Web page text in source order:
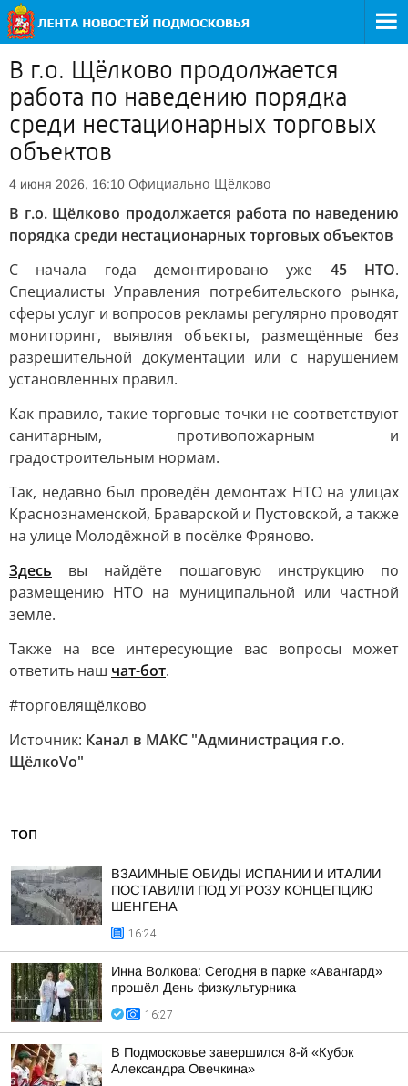
В г.о. Щёлково продолжается
работа по наведению порядка
среди нестационарных торговых
объектов
4 июня 2026, 16:10 Официально Щёлково
В г.о. Щёлково продолжается работа по наведению
порядка среди нестационарных торговых объектов
С начала года демонтировано уже 45 НТО.
Специалисты Управления потребительского рынка,
сферы услуг и вопросов рекламы регулярно проводят
мониторинг, выявляя объекты, размещённые без
разрешительной документации или с нарушением
установленных правил.
Как правило, такие торговые точки не соответствуют
санитарным, противопожарным и
градостроительным нормам.
Так, недавно был проведён демонтаж НТО на улицах
Краснознаменской, Браварской и Пустовской, а также
на улице Молодёжной в посёлке Фряново.
Здесь вы найдёте пошаговую инструкцию по
размещению НТО на муниципальной или частной
земле.
Также на все интересующие вас вопросы может
ответить наш чат-бот.
#торговлящёлково
Источник: Канал в МАКС "Администрация г.о.
ЩёлкоVо"
ТОП
ВЗАИМНЫЕ ОБИДЫ ИСПАНИИ И ИТАЛИИ
ПОСТАВИЛИ ПОД УГРОЗУ КОНЦЕПЦИЮ
ШЕНГЕНА
16:24
Инна Волкова: Сегодня в парке «Авангард»
прошёл День физкультурника
16:27
В Подмосковье завершился 8-й «Кубок
Александра Овечкина»